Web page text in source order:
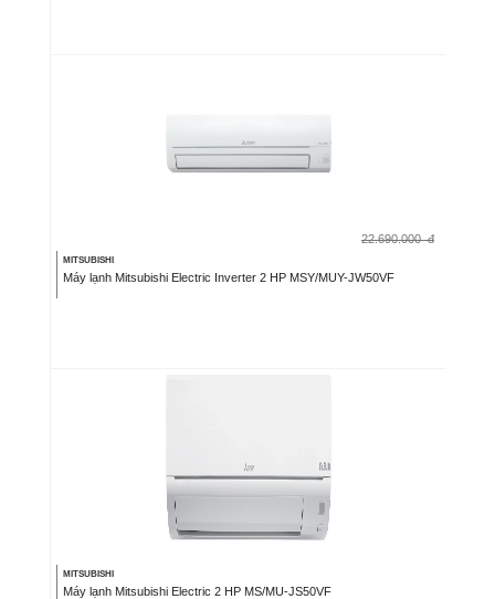
22.690.000 đ
MITSUBISHI
Máy lạnh Mitsubishi Electric Inverter 2 HP MSY/MUY-JW50VF
MITSUBISHI
Máy lạnh Mitsubishi Electric 2 HP MS/MU-JS50VF